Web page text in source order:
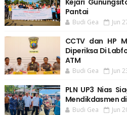
Kejari
Pantai
Budi Gea Jun
CCTV dan HP
Diperiksa Di
ATM
Budi Gea Jun
PLN UP3 Nias
Mendikdasmen
Budi Gea Jun